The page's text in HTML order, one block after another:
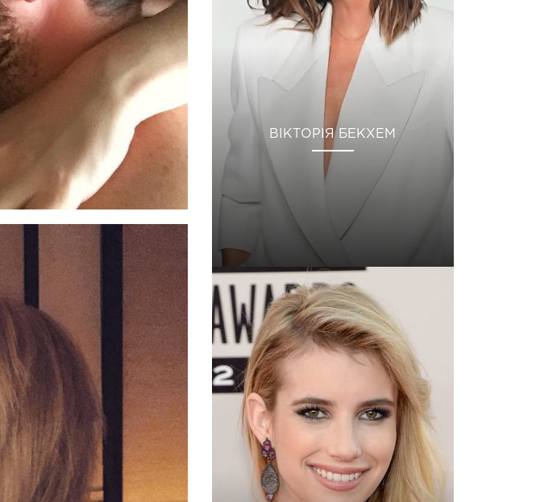
ВІКТОРІЯ БЕКХЕМ